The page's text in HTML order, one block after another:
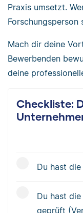
Praxis umsetzt.
Forschungsperson
Mach dir deine
Bewerbenden
deine
Checkliste:
Du hast
Du hast
geprüft